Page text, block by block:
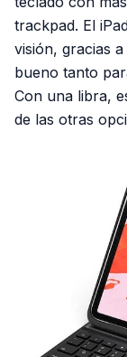
trackpad. El
visión, gracias
bueno tanto
Con una libra,
de las otras